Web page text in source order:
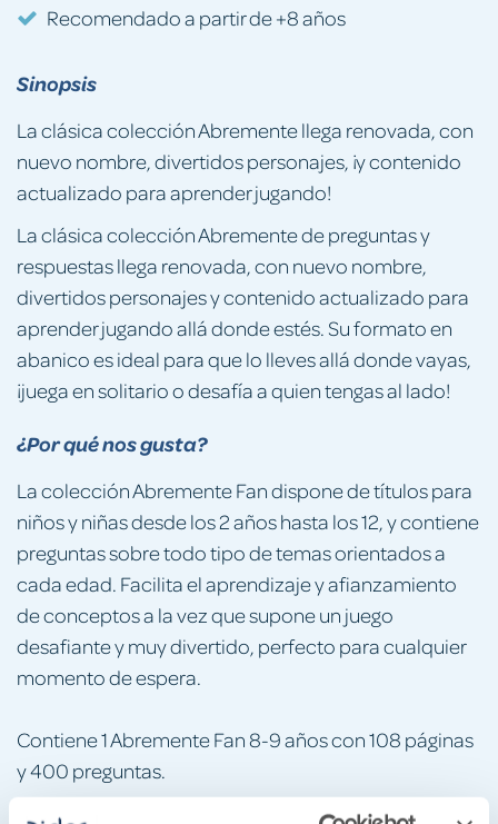
Sinopsis
La clásica colección Abremente llega renovada, con
nuevo nombre, divertidos personajes, ¡y contenido
actualizado para aprender jugando!
La clásica colección Abremente de preguntas y
respuestas llega renovada, con nuevo nombre,
divertidos personajes y contenido actualizado para
aprender jugando allá donde estés. Su formato en
abanico es ideal para que lo lleves allá donde vayas,
¡juega en solitario o desafía a quien tengas al lado!
¿Por qué nos gusta?
La colección Abremente Fan dispone de títulos para
niños y niñas desde los 2 años hasta los 12, y contiene
preguntas sobre todo tipo de temas orientados a
cada edad. Facilita el aprendizaje y afianzamiento
de conceptos a la vez que supone un juego
desafiante y muy divertido, perfecto para cualquier
momento de espera.
Contiene 1 Abremente Fan 8-9 años con 108 páginas
y 400 preguntas.
Recomendado a partir de +8 años